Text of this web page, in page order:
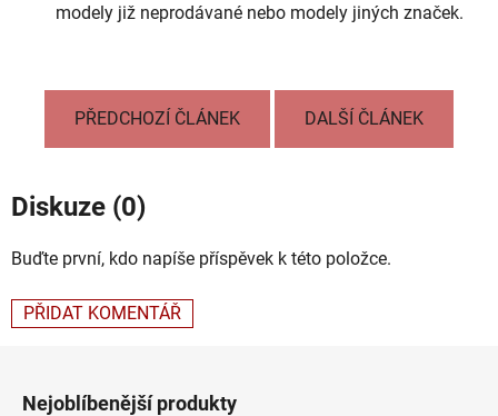
modely již neprodávané nebo modely jiných značek.
PŘEDCHOZÍ ČLÁNEK DALŠÍ ČLÁNEK
Diskuze (0)
Buďte první, kdo napíše příspěvek k této položce.
PŘIDAT KOMENTÁŘ
Nejoblíbenější produkty